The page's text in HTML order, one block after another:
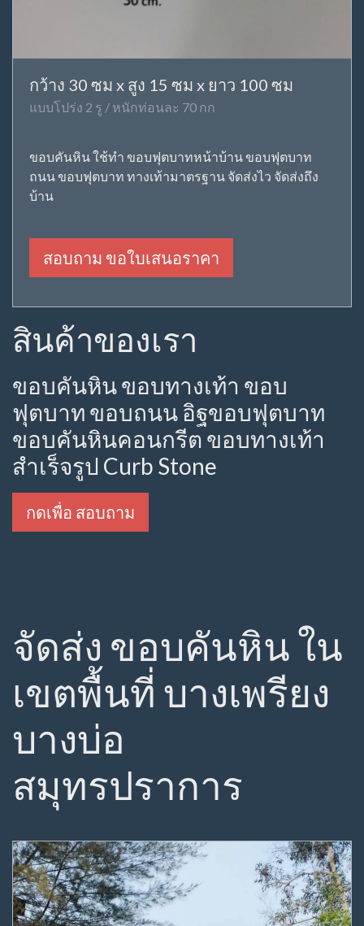
กว้าง 30 ซม x สูง 15 ซม x ยาว 100 ซม
แบบโปร่ง 2 รู / หนักท่อนละ 70 กก
ขอบคันหิน ใช้ทำ ขอบฟุตบาทหน้าบ้าน ขอบฟุตบาท
ถนน ขอบฟุตบาท ทางเท้ามาตรฐาน จัดส่งไว จัดส่งถึง
บ้าน
สอบถาม ขอใบเสนอราคา
สินค้าของเรา
ขอบคันหิน ขอบทางเท้า ขอบ
ฟุตบาท ขอบถนน อิฐขอบฟุตบาท
ขอบคันหินคอนกรีต ขอบทางเท้า
สำเร็จรูป Curb Stone
กดเพื่อ สอบถาม
จัดส่ง ขอบคันหิน ใน
เขตพื้นที่ บางเพรียง
บางบ่อ
สมุทรปราการ